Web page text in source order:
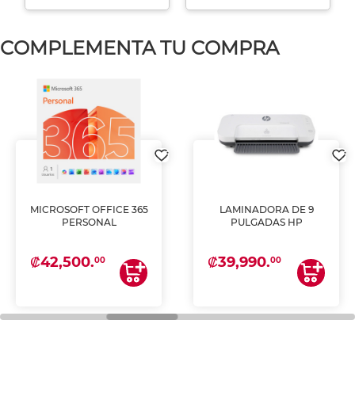
COMPLEMENTA TU COMPRA
MICROSOFT OFFICE 365
PERSONAL
₡42,500.00
LAMINADORA DE 9
PULGADAS HP
₡39,990.00